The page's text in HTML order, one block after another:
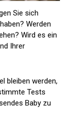
Sie sich
Werden
Wird es ein
Ihrer
bleiben werden,
Tests
Baby zu